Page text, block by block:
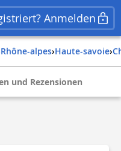
Anmelden
rhône-alpes› haute-savoie›
und Rezensionen